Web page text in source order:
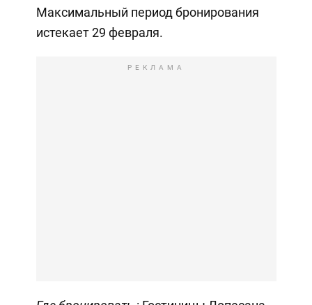
Максимальный период бронирования
истекает 29 февраля.
РЕКЛАМА